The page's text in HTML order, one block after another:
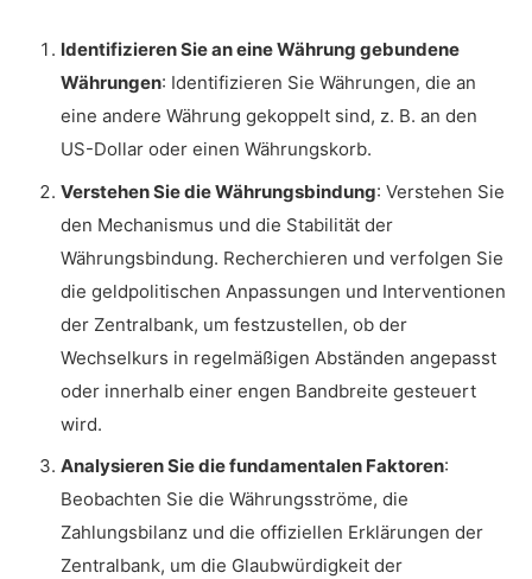
Identifizieren Sie an eine Währung gebundene
Währungen: Identifizieren Sie Währungen, die an
eine andere Währung gekoppelt sind, z. B. an den
US-Dollar oder einen Währungskorb.
Verstehen Sie die Währungsbindung: Verstehen Sie
den Mechanismus und die Stabilität der
Währungsbindung. Recherchieren und verfolgen Sie
die geldpolitischen Anpassungen und Interventionen
der Zentralbank, um festzustellen, ob der
Wechselkurs in regelmäßigen Abständen angepasst
oder innerhalb einer engen Bandbreite gesteuert
wird.
Analysieren Sie die fundamentalen Faktoren:
Beobachten Sie die Währungsströme, die
Zahlungsbilanz und die offiziellen Erklärungen der
Zentralbank, um die Glaubwürdigkeit der